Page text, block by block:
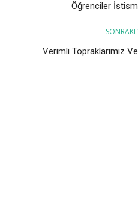
Öğrenciler
SONRAKI
Verimli Topraklarımız